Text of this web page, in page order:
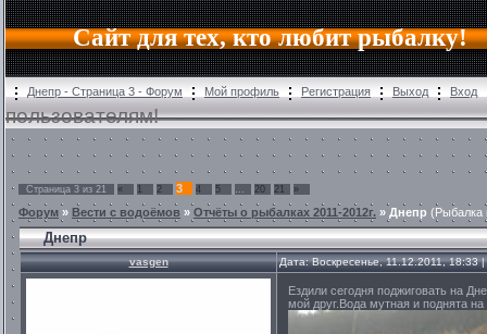
Сайт для тех, кто любит рыбалку!
Днепр - Страница 3 - Форум Мой профиль Регистрация Выход Вход
пользователям!
Страница 3 из 21 « 1 2 3 4 5 … 20 21 »
Форум » Вести с водоёмов » Отчёты о рыбалках 2011-2012г. » Днепр (Рыбалка
Днепр
vasgen Дата: Воскресенье, 11.12.2011,
Ездили сегодня поджиговать на
мой друг.Вода мутная и поднята